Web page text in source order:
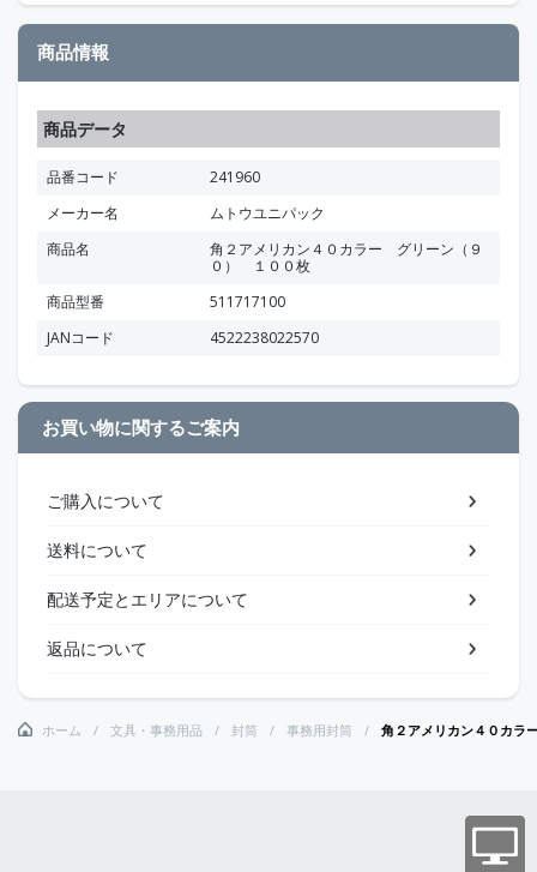
商品情報
商品データ
品番コード
241960
メーカー名
ムトウユニパック
商品名
角２アメリカン４０カラー グリーン（９
０） １００枚
商品型番
511717100
JANコード
4522238022570
お買い物に関するご案内
ご購入について
送料について
配送予定とエリアについて
返品について
ホーム 文具・事務用品 封筒 事務用封筒 角２アメリカン４０カ